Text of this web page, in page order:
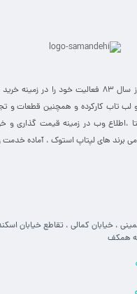
فروشگاه آنلاین اطلاع وب از سال 83 فعالیت خود
تاب کارکرده و همچنین قطعات و
،‌اطلاع وب در زمینه قیمت گذاری و
های لپتاپ استوک ، آماده خدمت
، خیابان کمالی ، تقاطع خیابان